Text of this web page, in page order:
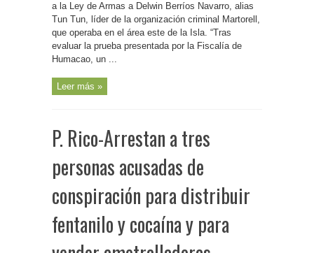
Berríos
Navarro,
alias
Tun
a la Ley de Armas a Delwin Berríos Navarro, alias
Tun Tun, líder de la organización criminal Martorell,
que operaba en el área este de la Isla. “Tras
evaluar la prueba presentada por la Fiscalía de
Humacao, un ...
Leer más »
P. Rico-Arrestan a tres
personas acusadas de
conspiración para distribuir
fentanilo y cocaína y para